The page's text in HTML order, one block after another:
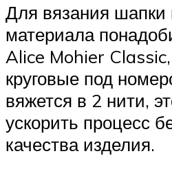
Для вязания шапки
материала
Alice Mohier
круговые под
вяжется в 2 нити,
ускорить процесс
качества изделия.